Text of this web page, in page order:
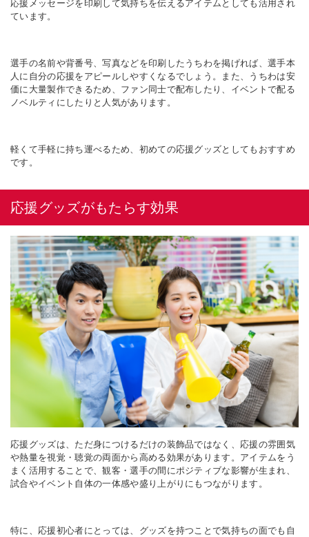
応援メッセージを印刷して気持ちを伝えるアイテムとしても活用され
ています。
選手の名前や背番号、写真などを印刷したうちわを掲げれば、選手本
人に自分の応援をアピールしやすくなるでしょう。また、うちわは安
価に大量製作できるため、ファン同士で配布したり、イベントで配る
ノベルティにしたりと人気があります。
軽くて手軽に持ち運べるため、初めての応援グッズとしてもおすすめ
です。
応援グッズがもたらす効果
応援グッズは、ただ身につけるだけの装飾品ではなく、応援の雰囲気
や熱量を視覚・聴覚の両面から高める効果があります。アイテムをう
まく活用することで、観客・選手の間にポジティブな影響が生まれ、
試合やイベント自体の一体感や盛り上がりにもつながります。
特に、応援初心者にとっては、グッズを持つことで気持ちの面でも自